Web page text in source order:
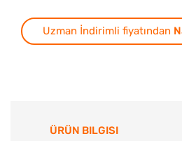
Uzman İndirimli fiyatından
ÜRÜN BILGISI